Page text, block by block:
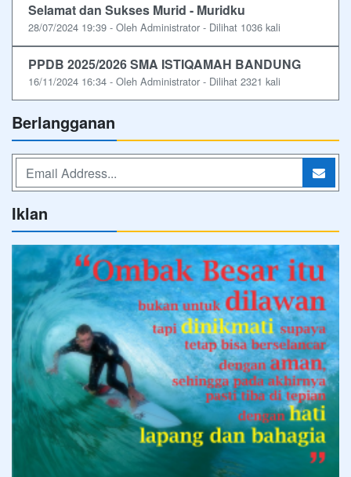
Selamat dan Sukses Murid - Muridku
28/07/2024 19:39 - Oleh Administrator - Dilihat 1036 kali
PPDB 2025/2026 SMA ISTIQAMAH BANDUNG
16/11/2024 16:34 - Oleh Administrator - Dilihat 2321 kali
Berlangganan
Iklan